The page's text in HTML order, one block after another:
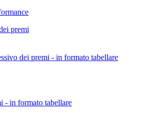
premi
dei premi - in formato tabellare
- in formato tabellare